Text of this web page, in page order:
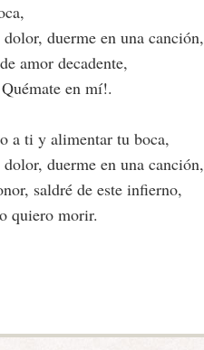
duerme en una canción,
amor decadente,
en mí!.
a ti y alimentar tu boca,
duerme en una canción,
saldré de este infierno,
quiero morir.